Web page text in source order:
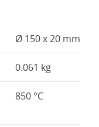
Ø 150 x 20 mm
0.061 kg
850 °C